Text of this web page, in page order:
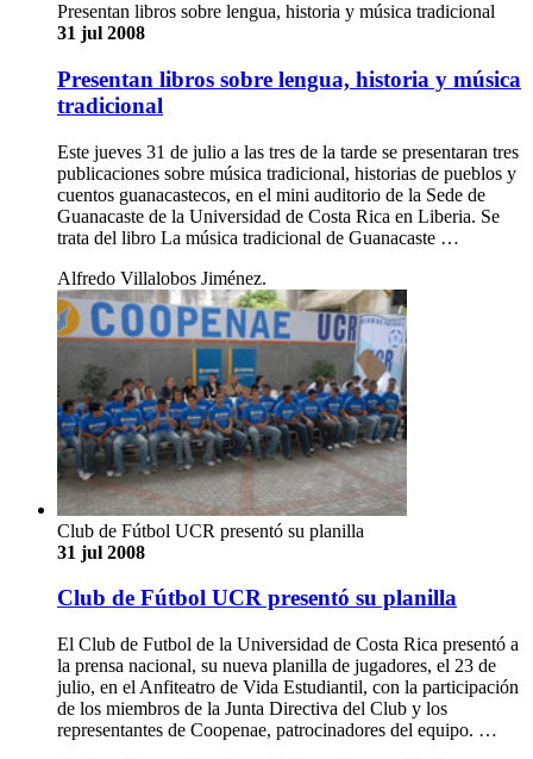
Presentan libros sobre lengua, historia y música tradicional
31 jul 2008
Presentan libros sobre lengua, historia y música
tradicional
Este jueves 31 de julio a las tres de la tarde se presentaran tres
publicaciones sobre música tradicional, historias de pueblos y
cuentos guanacastecos, en el mini auditorio de la Sede de
Guanacaste de la Universidad de Costa Rica en Liberia. Se
trata del libro La música tradicional de Guanacaste …
Alfredo Villalobos Jiménez.
Club de Fútbol UCR presentó su planilla
31 jul 2008
Club de Fútbol UCR presentó su planilla
El Club de Futbol de la Universidad de Costa Rica presentó a
la prensa nacional, su nueva planilla de jugadores, el 23 de
julio, en el Anfiteatro de Vida Estudiantil, con la participación
de los miembros de la Junta Directiva del Club y los
representantes de Coopenae, patrocinadores del equipo. …